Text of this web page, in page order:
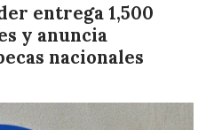
entrega 1,500
y anuncia
nacionales